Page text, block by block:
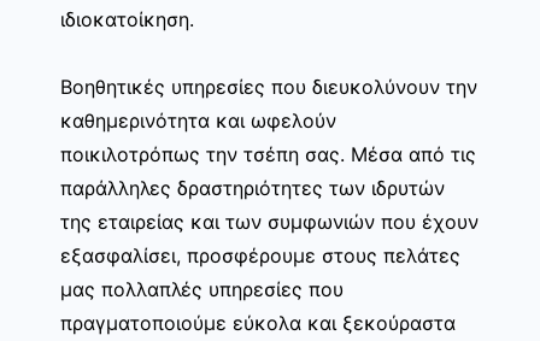
ιδιοκατοίκηση.
Βοηθητικές υπηρεσίες που διευκολύνουν την
καθημερινότητα και ωφελούν
ποικιλοτρόπως την τσέπη σας. Μέσα από τις
παράλληλες δραστηριότητες των ιδρυτών
της εταιρείας και των συμφωνιών που έχουν
εξασφαλίσει, προσφέρουμε στους πελάτες
μας πολλαπλές υπηρεσίες που
πραγματοποιούμε εύκολα και ξεκούραστα